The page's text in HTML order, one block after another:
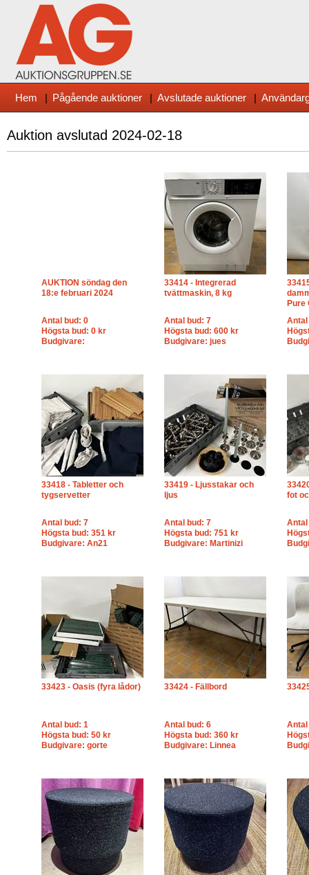
Hem | Pågående auktioner | Avslutade auktioner |
Auktion avslutad 2024-02-18
AUKTION söndag den
18:e februari 2024
Antal bud: 0
Högsta bud: 0 kr
Budgivare:
33414 - Integrerad
tvättmaskin, 8 kg
Antal bud: 7
Högsta bud: 600 kr
Budgivare: jues
Pure
Antal
33418 - Tabletter och
tygservetter
Antal bud: 7
Högsta bud: 351 kr
Budgivare: An21
33419 - Ljusstakar och
ljus
Antal bud: 7
Högsta bud: 751 kr
Budgivare: Martinizi
fot
Antal
33423 - Oasis (fyra lådor)
Antal bud: 1
Högsta bud: 50 kr
Budgivare: gorte
33424 - Fällbord
Antal bud: 6
Högsta bud: 360 kr
Budgivare: Linnea
Antal